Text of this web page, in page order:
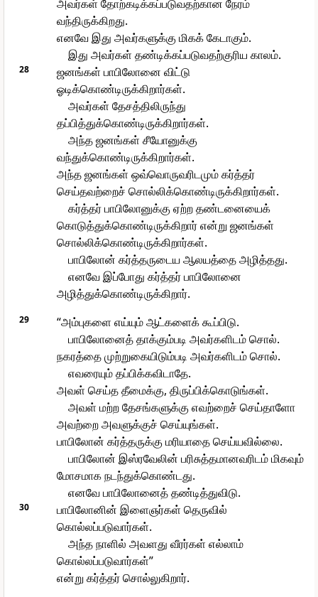
அவர்கள் தோற்கடிக்கப்படுவதற்கான நேரம்
வந்திருக்கிறது.
எனவே இது அவர்களுக்கு மிகக் கேடாகும்.
இது அவர்கள் தண்டிக்கப்படுவதற்குரிய காலம்.
28
ஜனங்கள் பாபிலோனை விட்டு
ஓடிக்கொண்டிருக்கிறார்கள்.
அவர்கள் தேசத்திலிருந்து
தப்பித்துக்கொண்டிருக்கிறார்கள்.
அந்த ஜனங்கள் சீயோனுக்கு
வந்துக்கொண்டிருக்கிறார்கள்.
அந்த ஜனங்கள் ஒவ்வொருவரிடமும் கர்த்தர்
செய்தவற்றைச் சொல்லிக்கொண்டிருக்கிறார்கள்.
கர்த்தர் பாபிலோனுக்கு ஏற்ற தண்டனையைக்
கொடுத்துக்கொண்டிருக்கிறார் என்று ஜனங்கள்
சொல்லிக்கொண்டிருக்கிறார்கள்.
பாபிலோன் கர்த்தருடைய ஆலயத்தை அழித்தது.
எனவே இப்போது கர்த்தர் பாபிலோனை
அழித்துக்கொண்டிருக்கிறார்.
29
“அம்புகளை எய்யும் ஆட்களைக் கூப்பிடு.
பாபிலோனைத் தாக்கும்படி அவர்களிடம் சொல்.
நகரத்தை முற்றுகையிடும்படி அவர்களிடம் சொல்.
எவரையும் தப்பிக்கவிடாதே.
அவள் செய்த தீமைக்கு, திருப்பிக்கொடுங்கள்.
அவள் மற்ற தேசங்களுக்கு எவற்றைச் செய்தாளோ
அவற்றை அவளுக்குச் செய்யுங்கள்.
பாபிலோன் கர்த்தருக்கு மரியாதை செய்யவில்லை.
பாபிலோன் இஸ்ரவேலின் பரிசுத்தமானவரிடம் மிகவும்
மோசமாக நடந்துக்கொண்டது.
எனவே பாபிலோனைத் தண்டித்துவிடு.
30
பாபிலோனின் இளைஞர்கள் தெருவில்
கொல்லப்படுவார்கள்.
அந்த நாளில் அவளது வீரர்கள் எல்லாம்
கொல்லப்படுவார்கள்”
என்று கர்த்தர் சொல்லுகிறார்.